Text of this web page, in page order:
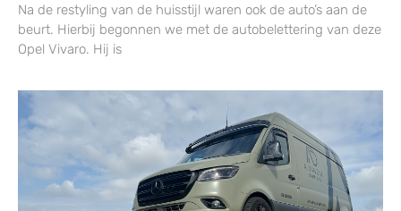
Na de restyling van de huisstijl waren ook de auto’s aan de
beurt. Hierbij begonnen we met de autobelettering van deze
Opel Vivaro. Hij is